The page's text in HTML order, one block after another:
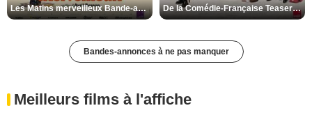
Les Matins merveilleux Bande-annonce VF De la Comédie-Française Teaser VF
Bandes-annonces à ne pas manquer
Meilleurs films à l'affiche